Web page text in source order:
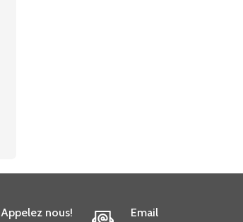
Appelez nous! Email